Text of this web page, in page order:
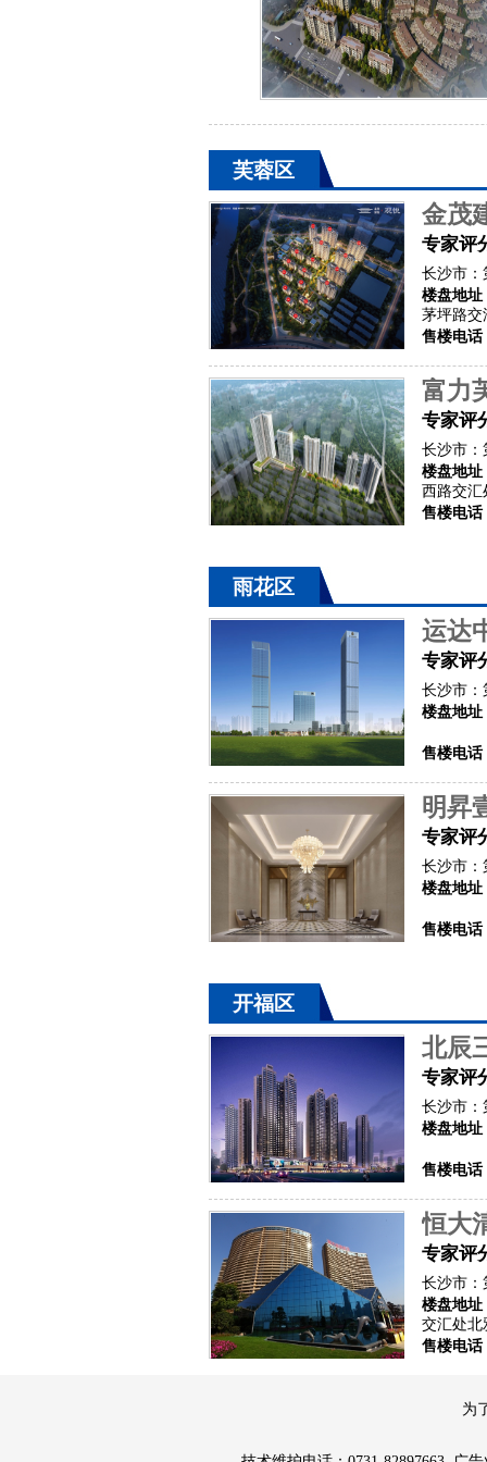
芙蓉区
金茂
专家评
长沙市：
楼盘地址
茅坪路交
售楼电话
富力
专家评
长沙市：
楼盘地址
西路交汇
售楼电话
雨花区
运达
专家评
长沙市：
楼盘地址
售楼电话
明昇
专家评
长沙市：
楼盘地址
售楼电话
开福区
北辰
专家评
长沙市：
楼盘地址
售楼电话
恒大
专家评
长沙市：
楼盘地址
交汇处北
售楼电话
为